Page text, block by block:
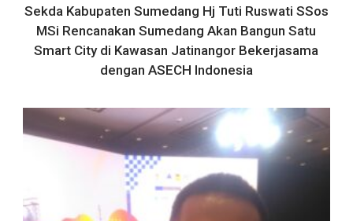
Sekda Kabupaten Sumedang Hj Tuti Ruswati SSos
MSi Rencanakan Sumedang Akan Bangun Satu
Smart City di Kawasan Jatinangor Bekerjasama
dengan ASECH Indonesia